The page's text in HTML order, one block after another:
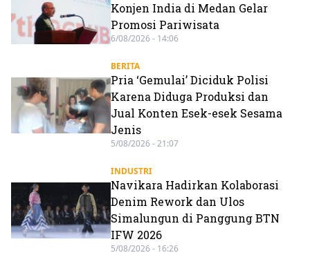
Konjen India di Medan Gelar
Promosi Pariwisata
6/08/2026 - 14:06
BERITA
Pria ‘Gemulai’ Diciduk Polisi
Karena Diduga Produksi dan
Jual Konten Esek-esek Sesama
Jenis
5/08/2026 - 21:07
INDUSTRI
Navikara Hadirkan Kolaborasi
Denim Rework dan Ulos
Simalungun di Panggung BTN
IFW 2026
5/08/2026 - 16:26